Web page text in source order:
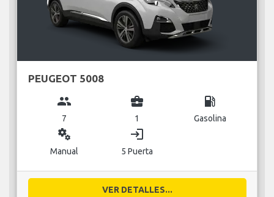
PEUGEOT 5008
group
7
business_center
1
local_gas_station
Gasolina
miscellaneous_services
Manual
login
5 Puerta
VER DETALLES...